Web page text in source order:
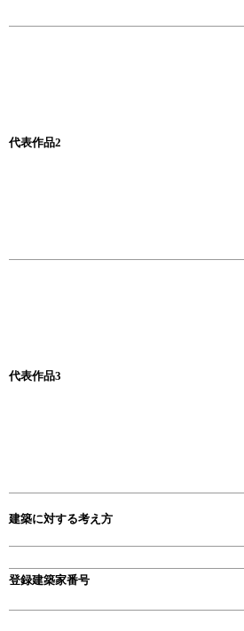
代表作品2
代表作品3
建築に対する考え方
登録建築家番号